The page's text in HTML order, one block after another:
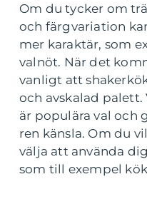
Om du tycker om
och färgvariation
mer karaktär, som
valnöt. När det
vanligt att
och avskalad
är populära val och
ren känsla. Om du
välja att använda
som till exempel